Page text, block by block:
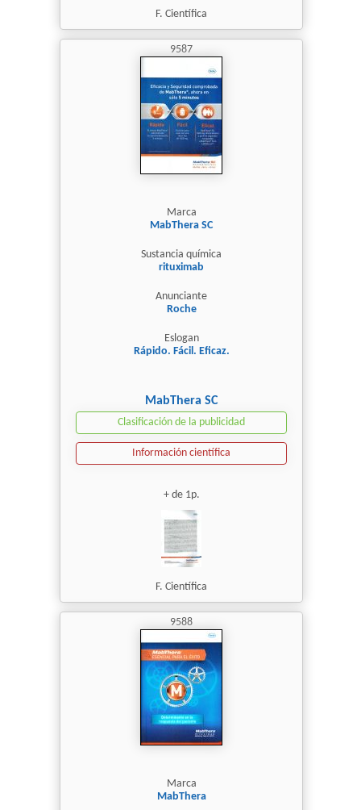
F. Científica
9587
Marca
MabThera SC
Sustancia química
rituximab
Anunciante
Roche
Eslogan
Rápido. Fácil. Eficaz.
MabThera SC
Clasificación de la publicidad
Información científica
+ de 1p.
F. Científica
9588
Marca
MabThera